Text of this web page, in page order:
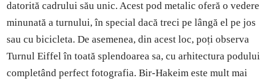
datorită cadrului său unic. Acest pod metalic oferă o vedere
minunată a turnului, în special dacă treci pe lângă el pe jos
sau cu bicicleta. De asemenea, din acest loc, poți observa
Turnul Eiffel în toată splendoarea sa, cu arhitectura podului
completând perfect fotografia. Bir-Hakeim este mult mai